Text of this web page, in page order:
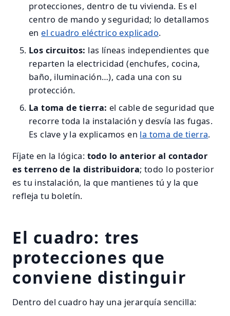
protecciones, dentro de tu vivienda. Es el
centro de mando y seguridad; lo detallamos
en el cuadro eléctrico explicado.
Los circuitos: las líneas independientes que
reparten la electricidad (enchufes, cocina,
baño, iluminación…), cada una con su
protección.
La toma de tierra: el cable de seguridad que
recorre toda la instalación y desvía las fugas.
Es clave y la explicamos en la toma de tierra.
Fíjate en la lógica: todo lo anterior al contador
es terreno de la distribuidora; todo lo posterior
es tu instalación, la que mantienes tú y la que
refleja tu boletín.
El cuadro: tres
protecciones que
conviene distinguir
Dentro del cuadro hay una jerarquía sencilla: